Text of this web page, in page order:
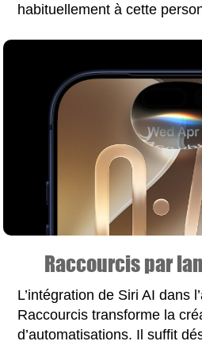
habituellement à cette
Raccourcis par
L’intégration de Siri AI dans
Raccourcis transforme la
d’automatisations. Il suffit